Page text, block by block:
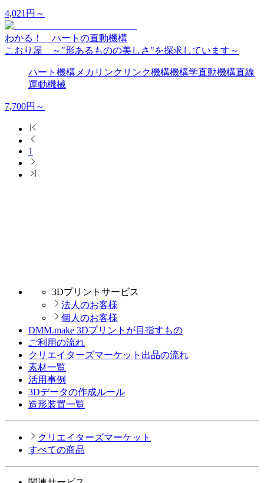
4,021 円～
わかる！ ハートの直動機構
こおり屋 ～"形あるものの美しさ"を探求しています～
ハート 機構 メカ リンク リンク機構機構学直動機構直線
運動機械
7,700円～
1
3Dプリントサービス
法人のお客様
個人のお客様
DMM.make 3Dプリントが目指すもの
ご利用の流れ
クリエイターズマーケット出品の流れ
素材一覧
活用事例
3Dデータの作成ルール
造形装置一覧
クリエイターズマーケット
すべての商品